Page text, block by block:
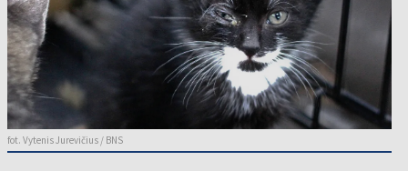
fot. Vytenis Jurevičius / BNS